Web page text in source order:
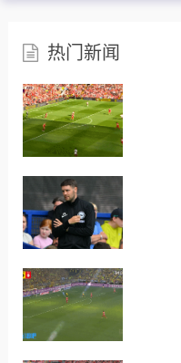
热门新闻